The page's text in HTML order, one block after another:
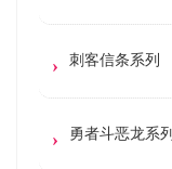
刺客信条系列
勇者斗恶龙系